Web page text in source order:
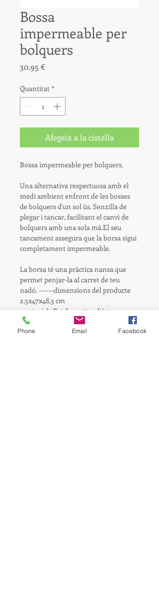
Bossa
impermeable per
bolquers
30,95 €Price
Quantitat *
Afegeix a la cistella
Bossa impermeable per bolquers.
Una alternativa respectuosa amb el
medi ambient enfront de les bosses
de bolquers d'un sol ús. Senzilla de
plegar i tancar, facilitant el canvi de
bolquers amb una sola mà.El seu
tancament assegura que la borsa sigui
completament impermeable.
La borsa té una pràctica nansa que
permet penjar-la al carret de teu
nadó. ------dimensions del producte
2,5x47x48,3 cm
-materials Fet de 100% polièster
laminat amb poliuretà.
Rentar a mà sense superar els 60ºC.
Phone Email Facebook